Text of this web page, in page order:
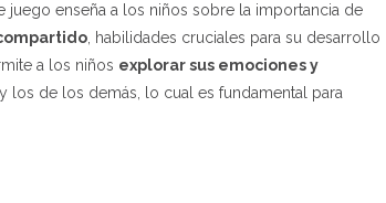
juego enseña a los niños sobre la importancia de
, habilidades cruciales para su desarrollo
a los niños explorar sus emociones y
y los de los demás, lo cual es fundamental para